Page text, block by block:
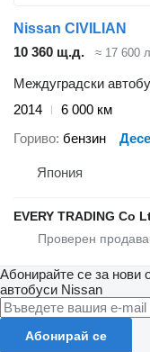
Nissan CIVILIAN
10 360 щ.д.
≈ 17 600
Междуградски
2014
6 000 км
Гориво бензин
Япония
EVERY TRADING Co
Абонирайте се за нови
автобуси Nissan
Абонирай се